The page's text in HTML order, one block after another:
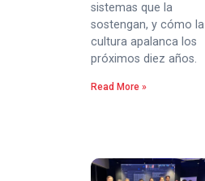
sistemas que la
sostengan, y cómo la
cultura apalanca los
próximos diez años.
Read More »